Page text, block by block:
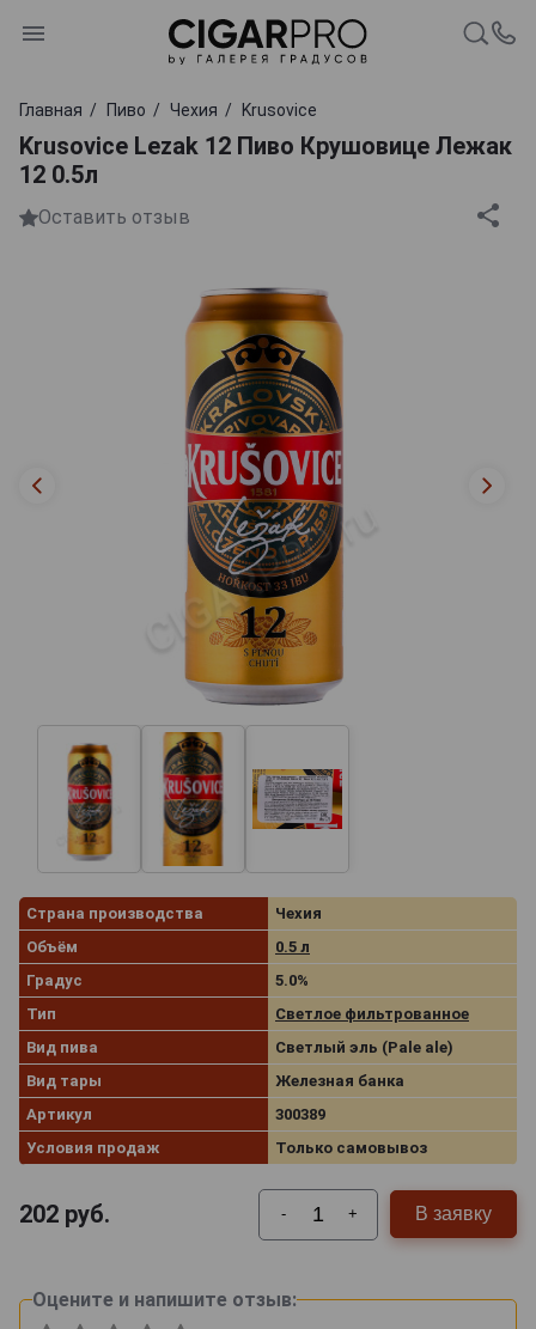
Главная Пиво Чехия Krusovice
Krusovice Lezak 12 Пиво Крушовице Лежак
12 0.5л
Оставить отзыв
Страна производства
Чехия
Объём
0.5 л
Градус
5.0%
Тип
Светлое фильтрованное
Вид пива
Светлый эль (Pale ale)
Вид тары
Железная банка
Артикул
300389
Условия продаж
Только самовывоз
202 руб. - + В заявку
Оцените и напишите отзыв: